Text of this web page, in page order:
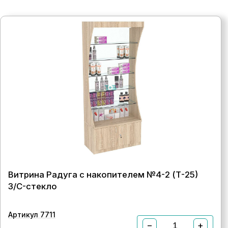
Витрина Радуга с накопителем №4-2 (Т-25)
З/C-стекло
Артикул 7711
− +